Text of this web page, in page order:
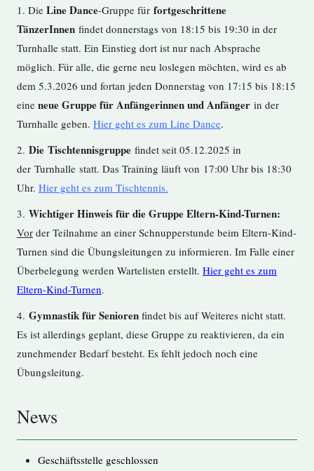
1. Die Line Dance-Gruppe für fortgeschrittene
TänzerInnenfindet donnerstags von 18:15 bis 19:30 in der
Turnhalle statt. Ein Einstieg dort ist nur nach Absprache
möglich. Für alle, die gerne neu loslegen möchten, wird es ab
dem 5.3.2026 und fortan jeden Donnerstag von 17:15 bis 18:15
eine neue Gruppe für Anfängerinnen und Anfänger in der
Turnhalle geben. Hier geht es zum Line Dance.
2. Die Tischtennisgruppefindet seit 05.12.2025 in
der Turnhalle statt. Das Training läuft von 17:00 Uhr bis 18:30
Uhr. Hier geht es zum Tischtennis.
3. Wichtiger Hinweis für die Gruppe Eltern-Kind-Turnen:
Vorder Teilnahme an einer Schnupperstunde beim Eltern-Kind-
Turnen sind die Übungsleitungen zu informieren. Im Falle einer
Überbelegung werden Wartelisten erstellt. Hier geht es zum
Eltern-Kind-Turnen.
4. Gymnastik für Seniorenfindet bis auf Weiteres nicht statt.
Es ist allerdings geplant, diese Gruppe zu reaktivieren, da ein
zunehmender Bedarf besteht. Es fehlt jedoch noch eine
Übungsleitung.
News
Geschäftsstelle geschlossen